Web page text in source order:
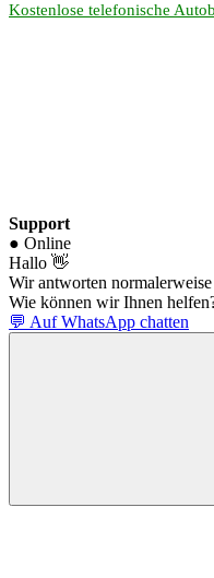
Kostenlose telefonische
Support
● Online
Hallo 👋
Wir antworten
Wie können wir Ihnen
💬 Auf WhatsApp chatten